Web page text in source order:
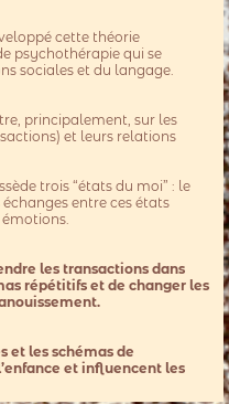
cette théorie
psychothérapie qui se
sociales et du langage.
principalement, sur les
et leurs relations
trois “états du moi” : le
entre ces états
les transactions dans
répétitifs et de changer les
et les schémas de
et influencent les